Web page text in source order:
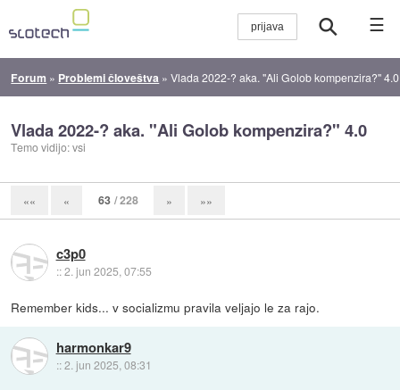
☰
Forum » Problemi človeštva »Vlada 2022-? aka. "Ali Golob kompenzira?" 4.0
Vlada 2022-? aka. "Ali Golob kompenzira?" 4.0
Temo vidijo: vsi
«« « 63 / 228 » »»
c3p0
::2. jun 2025, 07:55
Remember kids... v socializmu pravila veljajo le za rajo.
harmonkar9
::2. jun 2025, 08:31